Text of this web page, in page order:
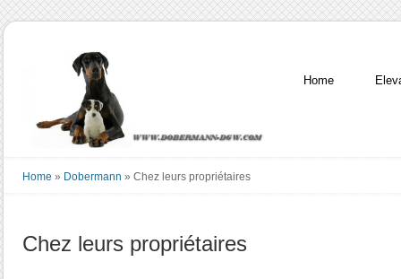
Home
Home » Dobermann » Chez leurs propriétaires
Chez leurs propriétaires